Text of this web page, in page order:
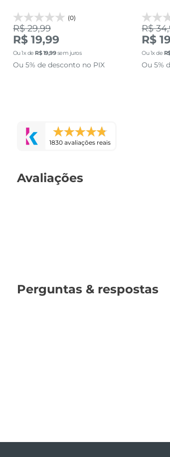
(0)
R$ 29,99
R$ 19,99
Ou1x de R$19,99sem juros
Ou 5% de desconto no PIX
R$
R$
Ou1x de
Ou 5%
1830 avaliações reais
Avaliações
Perguntas & respostas